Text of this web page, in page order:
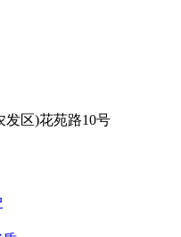
发区)花苑路10号